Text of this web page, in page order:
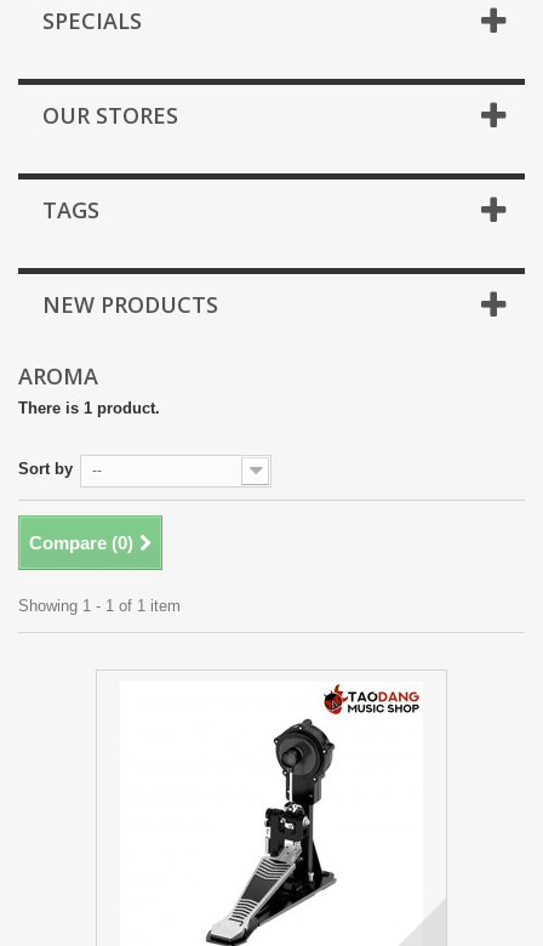
SPECIALS
OUR STORES
TAGS
NEW PRODUCTS
AROMA
There is 1 product.
Sort by --
Compare (0)
Showing 1 - 1 of 1 item